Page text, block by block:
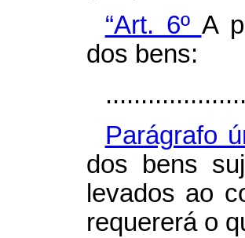
“Art. 6º A
dos bens:
Parágrafo
dos bens
levados ao
requererá o